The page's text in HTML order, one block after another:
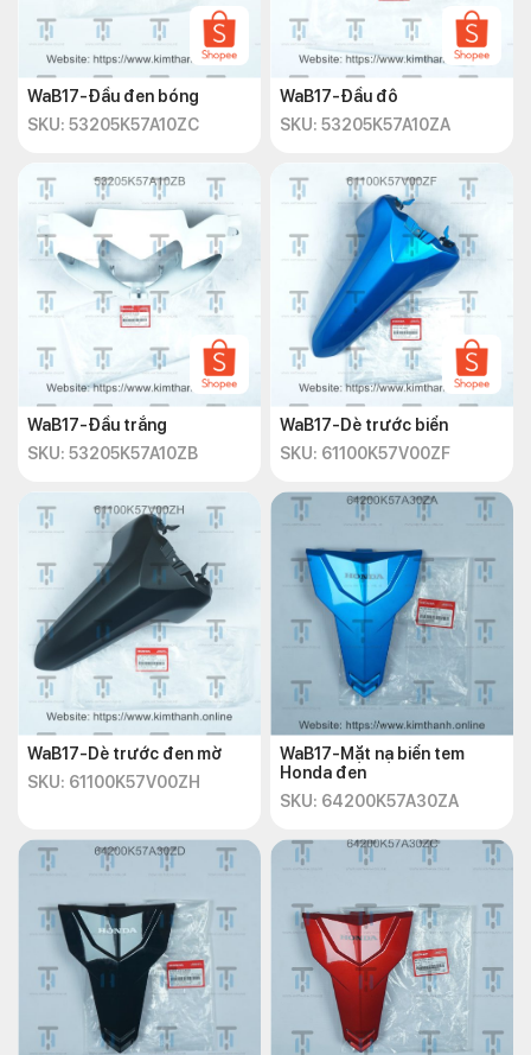
WaB17-Đầu đen bóng
SKU: 53205K57A10ZC
WaB17-Đầu đô
SKU: 53205K57A10ZA
WaB17-Đầu trắng
SKU: 53205K57A10ZB
WaB17-Dè trước biển
SKU: 61100K57V00ZF
WaB17-Dè trước đen mờ
SKU: 61100K57V00ZH
WaB17-Mặt nạ biển tem
Honda đen
SKU: 64200K57A30ZA